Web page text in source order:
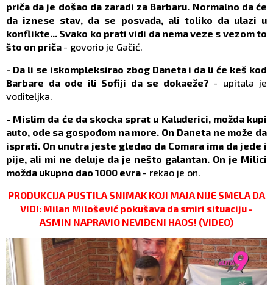
priča da je došao da zaradi za Barbaru. Normalno da će
da iznese stav, da se posvađa, ali toliko da ulazi u
konflikte... Svako ko prati vidi da nema veze s vezom to
što on priča - govorio je Gačić.
- Da li se iskompleksirao zbog Daneta i da li će keš kod
Barbare da ode ili Sofiji da se dokaeže? - upitala je
voditeljka.
- Mislim da će da skocka sprat u Kaluđerici, možda kupi
auto, ode sa gospođom na more. On Daneta ne može da
isprati. On unutra jeste gledao da Comara ima da jede i
pije, ali mi ne deluje da je nešto galantan. On je Milici
možda ukupno dao 1000 evra - rekao je on.
PRODUKCIJA PUSTILA SNIMAK KOJI MAJA NIJE SMELA DA
VIDI: Milan Milošević pokušava da smiri situaciju -
ASMIN NAPRAVIO NEVIĐENI HAOS! (VIDEO)